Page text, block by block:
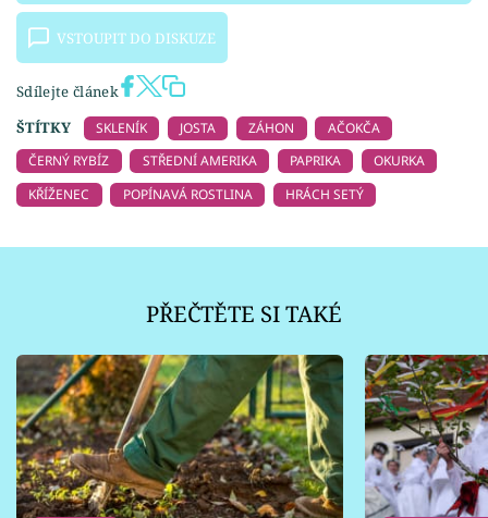
VSTOUPIT DO DISKUZE
Sdílejte článek
ŠTÍTKY
SKLENÍK JOSTA ZÁHON
AČOKČA
ČERNÝ RYBÍZ
STŘEDNÍ AMERIKA PAPRIKA
OKURKA
KŘÍŽENEC
POPÍNAVÁ ROSTLINA HRÁCH SETÝ
PŘEČTĚTE SI TAKÉ